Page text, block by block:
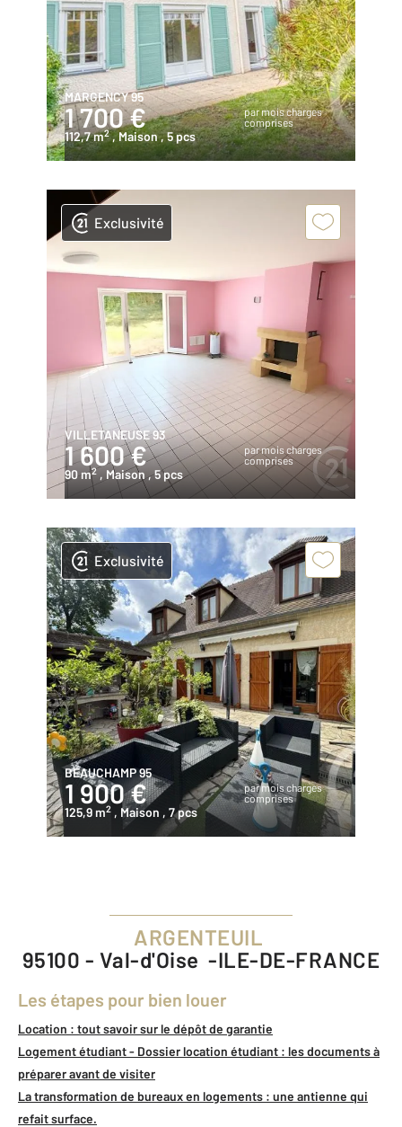
MARGENCY 95
1 700 €
par mois charges
comprises
112,7 m2 , Maison, 5 pcs
Exclusivité
VILLETANEUSE 93
1 600 €
par mois charges
comprises
90 m2 , Maison , 5 pcs
Exclusivité
BEAUCHAMP 95
1 900 €
par mois charges
comprises
125,9 m2 , Maison , 7 pcs
ARGENTEUIL
95100 - Val-d'Oise -ILE-DE-FRANCE
Les étapes pour bien louer
Location : tout savoir sur le dépôt de garantie
Logement étudiant - Dossier location étudiant : les documents à
préparer avant de visiter
La transformation de bureaux en logements : une antienne qui
refait surface.